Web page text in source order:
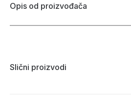
Opis od proizvođača
Slični proizvodi